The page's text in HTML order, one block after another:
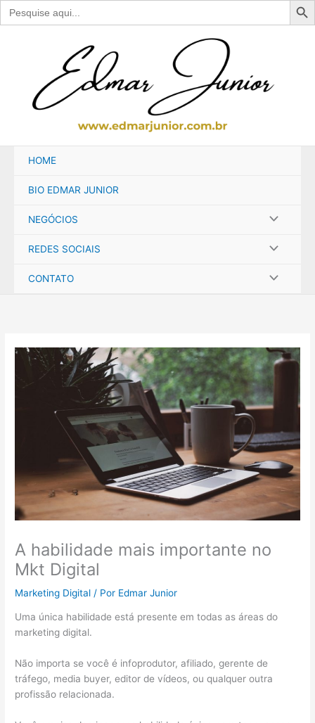
Search
for:
HOME
BIO EDMAR JUNIOR
NEGÓCIOS
REDES SOCIAIS
CONTATO
A habilidade mais importante no
Mkt Digital
Marketing Digital / Por Edmar Junior
Uma única habilidade está presente em todas as áreas do
marketing digital.
Não importa se você é infoprodutor, afiliado, gerente de
tráfego, media buyer, editor de vídeos, ou qualquer outra
profissão relacionada.